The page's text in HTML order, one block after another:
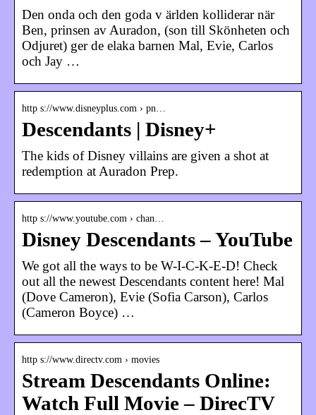
Den onda och den goda v ärlden kolliderar när
Ben, prinsen av Auradon, (son till Skönheten och
Odjuret) ger de elaka barnen Mal, Evie, Carlos
och Jay …
http s://www.disneyplus.com › pn…
Descendants | Disney+
The kids of Disney villains are given a shot at
redemption at Auradon Prep.
http s://www.youtube.com › chan…
Disney Descendants – YouTube
We got all the ways to be W-I-C-K-E-D! Check
out all the newest Descendants content here! Mal
(Dove Cameron), Evie (Sofia Carson), Carlos
(Cameron Boyce) …
http s://www.directv.com › movies
Stream Descendants Online:
Watch Full Movie – DirecTV